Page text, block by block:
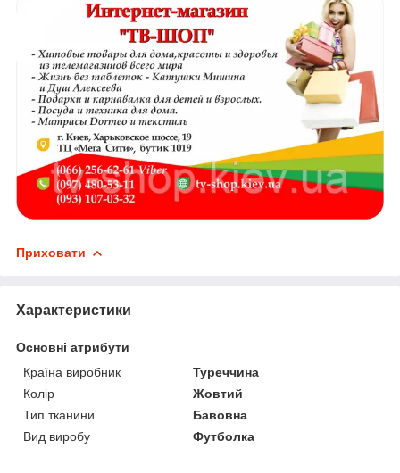
Приховати
Характеристики
Основні атрибути
Країна виробник
Туреччина
Колір
Жовтий
Тип тканини
Бавовна
Вид виробу
Футболка